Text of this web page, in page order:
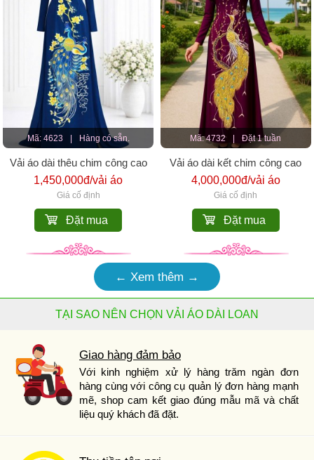
Mã: 4623 Hàng có sẵn.
Vải áo dài thêu chim công cao
cấp
1,450,000đ/vải áo
Giá cố định
Đặt mua
Mã: 4732 Đặt 1 tuần
Vải áo dài kết chim công cao
cấp
4,000,000đ/vải áo
Giá cố định
Đặt mua
← Xem thêm →
TẠI SAO NÊN CHỌN VẢI ÁO DÀI LOAN
Giao hàng đảm bảo
Với kinh nghiệm xử lý hàng trăm ngàn đơn
hàng cùng với công cụ quản lý đơn hàng mạnh
mẽ, shop cam kết giao đúng mẫu mã và chất
liệu quý khách đã đặt.